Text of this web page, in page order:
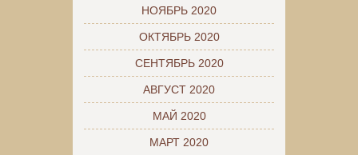
НОЯБРЬ 2020
ОКТЯБРЬ 2020
СЕНТЯБРЬ 2020
АВГУСТ 2020
МАЙ 2020
МАРТ 2020